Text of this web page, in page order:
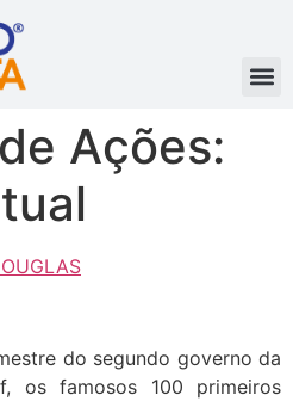
Ações:
do segundo governo da
os famosos 100 primeiros